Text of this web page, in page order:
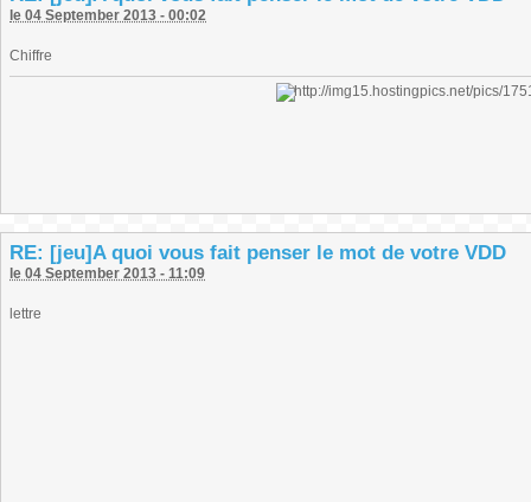
le 04 September 2013 - 00:02
Chiffre
RE: [jeu]A quoi vous fait penser le mot de votre VDD
le 04 September 2013 - 11:09
lettre